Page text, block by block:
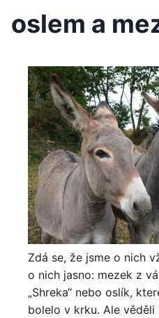
oslem a
Zdá se, že jsme o nich
o nich jasno: mezek z
„Shreka“ nebo oslík,
bolelo v krku. Ale